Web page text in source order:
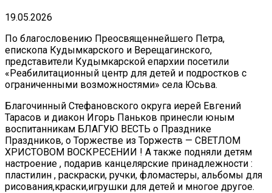
19.05.2026
По благословению Преосвященнейшего Петра,
епископа Кудымкарского и Верещагинского,
представители Кудымкарской епархии посетили
«Реабилитационный центр для детей и подростков с
ограниченными возможностями» села Юсьва.
Благочинный Стефановского округа иерей Евгений
Тарасов и диакон Игорь Паньков принесли юным
воспитанникам БЛАГУЮ ВЕСТЬ о Празднике
Праздников, о Торжестве из Торжеств — СВЕТЛОМ
ХРИСТОВОМ ВОСКРЕСЕНИИ ! А также подняли детям
настроение , подарив канцелярские принадлежности :
пластилин , раскраски, ручки, фломастеры, альбомы для
рисования,краски,игрушки для детей и многое другое.